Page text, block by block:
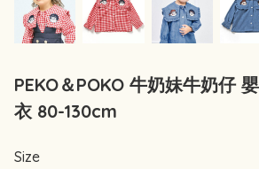
PEKO＆POKO 牛奶妹牛奶仔
衣 80-130cm
Size